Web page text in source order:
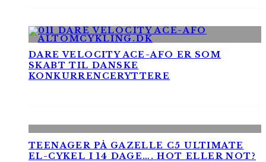
DARE VELOCITY ACE-AFO ER SOM
SKABT TIL DANSKE
KONKURRENCERYTTERE
TEENAGER PÅ GAZELLE C5 ULTIMATE
EL-CYKEL I 14 DAGE…. HOT ELLER NOT?